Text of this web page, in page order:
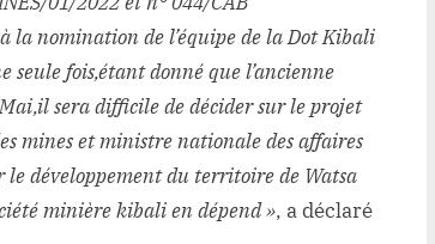
la nomination de l’équipe de la Dot Kibali
fois,étant donné que l’ancienne
sera difficile de décider sur le projet
mines et ministre nationale des affaires
développement du territoire de Watsa
minière kibali en dépend », a déclaré